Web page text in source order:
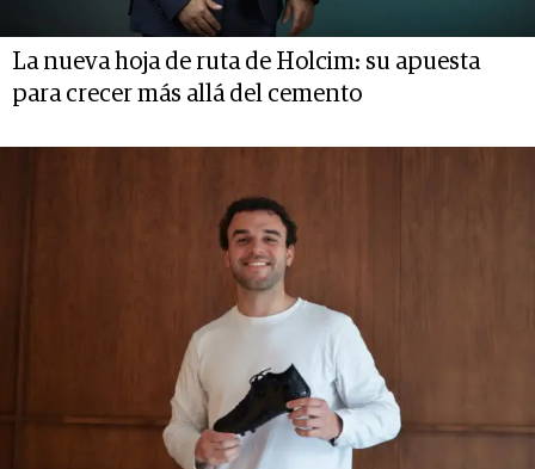
La nueva hoja de ruta de Holcim: su apuesta
para crecer más allá del cemento